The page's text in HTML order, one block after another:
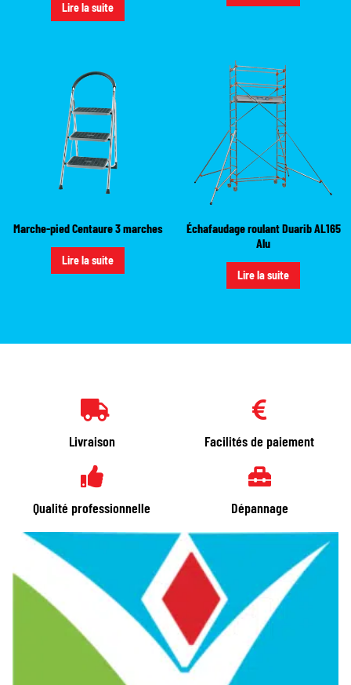
Lire la suite
Marche-pied Centaure 3 marches
Lire la suite
Échafaudage roulant Duarib AL165
Alu
Lire la suite
Livraison Facilités de paiement
Qualité professionnelle Dépannage